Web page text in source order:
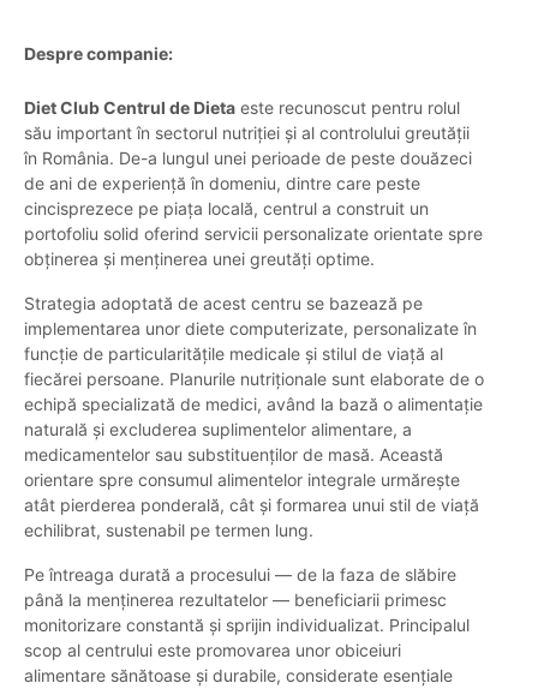
Despre companie:
Diet Club Centrul de Dieta este recunoscut pentru rolul
său important în sectorul nutriției și al controlului greutății
în România. De-a lungul unei perioade de peste douăzeci
de ani de experiență în domeniu, dintre care peste
cincisprezece pe piața locală, centrul a construit un
portofoliu solid oferind servicii personalizate orientate spre
obținerea și menținerea unei greutăți optime.
Strategia adoptată de acest centru se bazează pe
implementarea unor diete computerizate, personalizate în
funcție de particularitățile medicale și stilul de viață al
fiecărei persoane. Planurile nutriționale sunt elaborate de o
echipă specializată de medici, având la bază o alimentație
naturală și excluderea suplimentelor alimentare, a
medicamentelor sau substituenților de masă. Această
orientare spre consumul alimentelor integrale urmărește
atât pierderea ponderală, cât și formarea unui stil de viață
echilibrat, sustenabil pe termen lung.
Pe întreaga durată a procesului — de la faza de slăbire
până la menținerea rezultatelor — beneficiarii primesc
monitorizare constantă și sprijin individualizat. Principalul
scop al centrului este promovarea unor obiceiuri
alimentare sănătoase și durabile, considerate esențiale